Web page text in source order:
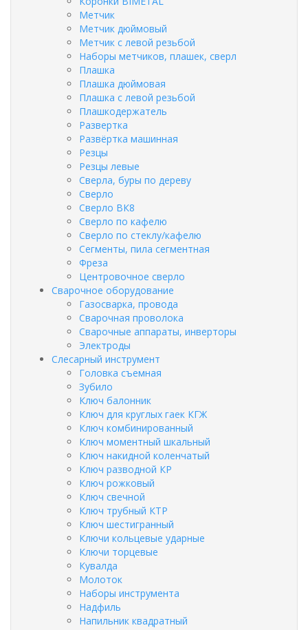
Метчик
Метчик дюймовый
Метчик с левой резьбой
Наборы метчиков, плашек, сверл
Плашка
Плашка дюймовая
Плашка с левой резьбой
Плашкодержатель
Развертка
Развёртка машинная
Резцы
Резцы левые
Сверла, буры по дереву
Сверло
Сверло ВК8
Сверло по кафелю
Сверло по стеклу/кафелю
Сегменты, пила сегментная
Фреза
Центровочное сверло
Сварочное оборудование
Газосварка, провода
Сварочная проволока
Сварочные аппараты, инверторы
Электроды
Слесарный инструмент
Головка съемная
Зубило
Ключ балонник
Ключ для круглых гаек КГЖ
Ключ комбинированный
Ключ моментный шкальный
Ключ накидной коленчатый
Ключ разводной КР
Ключ рожковый
Ключ свечной
Ключ трубный КТР
Ключ шестигранный
Ключи кольцевые ударные
Ключи торцевые
Кувалда
Молоток
Наборы инструмента
Надфиль
Напильник квадратный